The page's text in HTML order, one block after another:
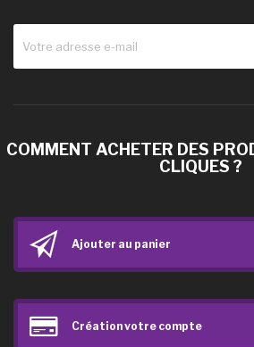
COMMENT ACHETER DES
CLIQUES ?
Ajouter au panier
Création votre compte